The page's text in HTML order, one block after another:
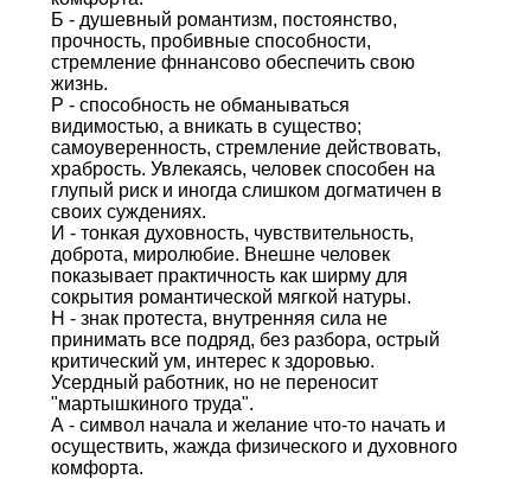
Б - душевный романтизм, постоянство,
прочность, пробивные способности,
стремление фннансово обеспечить свою
жизнь.
Р - способность не обманываться
видимостью, а вникать в существо;
самоуверенность, стремление действовать,
храбрость. Увлекаясь, человек способен на
глупый риск и иногда слишком догматичен в
своих суждениях.
И - тонкая духовность, чувствительность,
доброта, миролюбие. Внешне человек
показывает практичность как ширму для
сокрытия романтической мягкой натуры.
Н - знак протеста, внутренняя сила не
принимать все подряд, без разбора, острый
критический ум, интерес к здоровью.
Усердный работник, но не переносит
"мартышкиного труда".
А - символ начала и желание что-то начать и
осуществить, жажда физического и духовного
комфорта.